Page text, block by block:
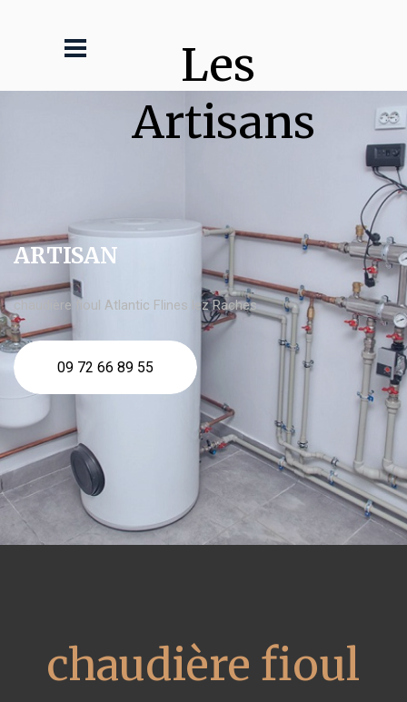
Les
Artisans
ARTISAN
chaudière fioul Atlantic Flines lez Raches
09 72 66 89 55
chaudière fioul